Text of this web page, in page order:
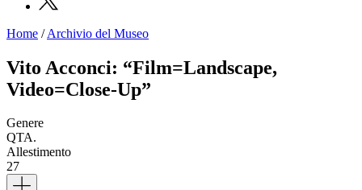
Eventi
Archivi
Home /Archivio del Museo
Vito Acconci: “Film=Landscape,
Video=Close-Up”
Genere
QTA.
Allestimento
27